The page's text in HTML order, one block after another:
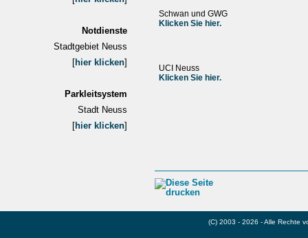
Notdienste
Stadtgebiet Neuss
[hier klicken]
Parkleitsystem
Stadt Neuss
[hier klicken]
Schwan und GWG
Klicken Sie hier.
UCI Neuss
Klicken Sie hier.
(C) 2003 - 2026 - Alle Rechte